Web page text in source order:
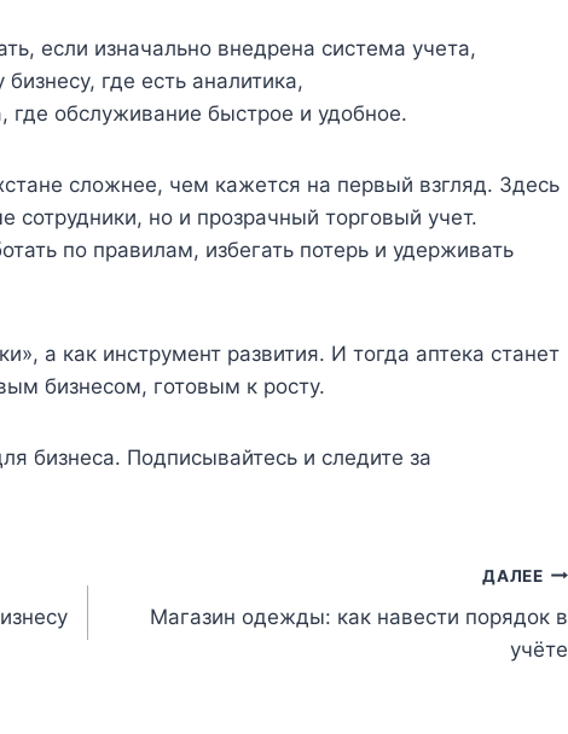
если изначально внедрена система учета,
где есть аналитика,
обслуживание быстрое и удобное.
сложнее, чем кажется на первый взгляд. Здесь
сотрудники, но и прозрачный торговый учет.
по правилам, избегать потерь и удерживать
а как инструмент развития. И тогда аптека станет
бизнесом, готовым к росту.
бизнеса. Подписывайтесь и следите за
ДАЛЕЕ
Магазин одежды: как навести порядок в
учёте